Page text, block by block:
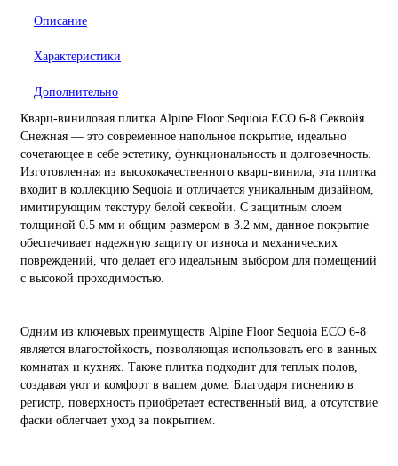
Описание
Характеристики
Дополнительно
Кварц-виниловая плитка Alpine Floor Sequoia ECO 6-8 Секвойя
Снежная — это современное напольное покрытие, идеально
сочетающее в себе эстетику, функциональность и долговечность.
Изготовленная из высококачественного кварц-винила, эта плитка
входит в коллекцию Sequoia и отличается уникальным дизайном,
имитирующим текстуру белой секвойи. С защитным слоем
толщиной 0.5 мм и общим размером в 3.2 мм, данное покрытие
обеспечивает надежную защиту от износа и механических
повреждений, что делает его идеальным выбором для помещений
с высокой проходимостью.
Одним из ключевых преимуществ Alpine Floor Sequoia ECO 6-8
является влагостойкость, позволяющая использовать его в ванных
комнатах и кухнях. Также плитка подходит для теплых полов,
создавая уют и комфорт в вашем доме. Благодаря тиснению в
регистр, поверхность приобретает естественный вид, а отсутствие
фаски облегчает уход за покрытием.